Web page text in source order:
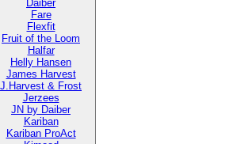
Daiber
Fare
Flexfit
Fruit of the Loom
Halfar
Helly Hansen
James Harvest
J.Harvest & Frost
Jerzees
JN by Daiber
Kariban
Kariban ProAct